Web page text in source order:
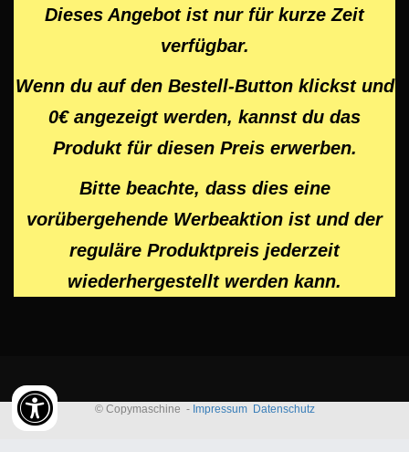
Dieses Angebot ist nur für kurze Zeit
verfügbar.
Wenn du auf den Bestell-Button klickst und
0€ angezeigt werden, kannst du das
Produkt für diesen Preis erwerben.
Bitte beachte, dass dies eine
vorübergehende Werbeaktion ist und der
reguläre Produktpreis jederzeit
wiederhergestellt werden kann.
© Copymaschine - Impressum Datenschutz